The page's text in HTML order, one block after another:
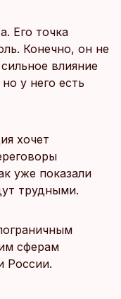
Его точка
Конечно, он не
влияние
у него есть
хочет
уже показали
трудными.
сферам
России.